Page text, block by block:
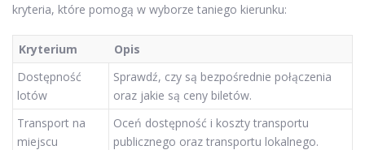
kryteria, które pomogą w wyborze taniego kierunku:
Kryterium
Opis
Dostępność
lotów
Sprawdź, czy są bezpośrednie połączenia
oraz jakie są ceny biletów.
Transport na
miejscu
Oceń dostępność i koszty transportu
publicznego oraz transportu lokalnego.